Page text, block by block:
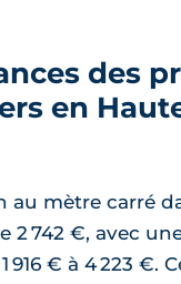
des
en
au mètre carré
2 742 €, avec
916 € à 4 223 €.